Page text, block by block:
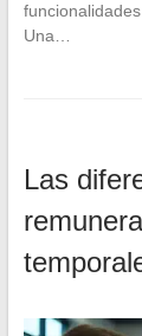
Una…
Las